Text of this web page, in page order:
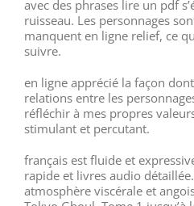
avec des phrases lire un pdf
ruisseau. Les personnages
manquent en ligne relief, ce
suivre.
en ligne apprécié la façon
relations entre les
réfléchir à mes propres
stimulant et percutant.
français est fluide et
rapide et livres audio
atmosphère viscérale et